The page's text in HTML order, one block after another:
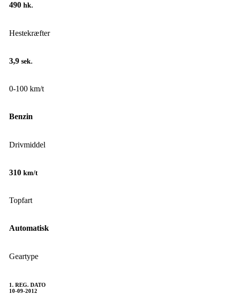
490 hk.
Hestekræfter
3,9 sek.
0-100 km/t
Benzin
Drivmiddel
310 km/t
Topfart
Automatisk
Geartype
1. REG. DATO
10-09-2012